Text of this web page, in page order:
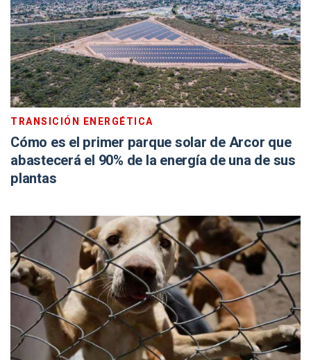
TRANSICIÓN ENERGÉTICA
Cómo es el primer parque solar de Arcor que
abastecerá el 90% de la energía de una de sus
plantas